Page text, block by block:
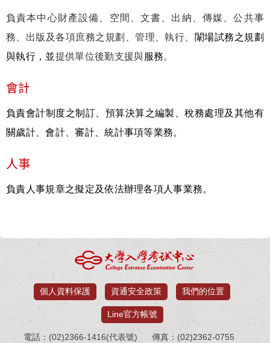
負責本中心財產設備、空間、文書、出納、傳媒、公共事
務、出版及各項庶務之規劃、管理、執行、 闈場試務之規劃
與執行，並提供單位後勤支援與服務。
會計
負責會計制度之制訂、預算決算之編製、稅務處理及其他有
關歲計、會計、審計、統計事項等業務。
人事
負責人事規章之擬定及依法辦理各項人事業務。
個人資料保護 資通安全政策 我們的位置
Line官方帳號
電話：(02)2366-1416(代表號) 傳真：(02)2362-0755